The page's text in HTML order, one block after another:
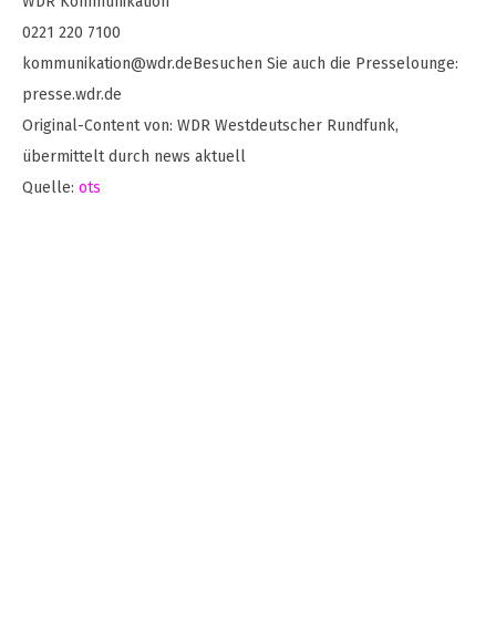
0221 220 7100
kommunikation@wdr.deBesuchen Sie auch die Presselounge:
presse.wdr.de
Original-Content von: WDR Westdeutscher Rundfunk,
übermittelt durch news aktuell
Quelle: ots